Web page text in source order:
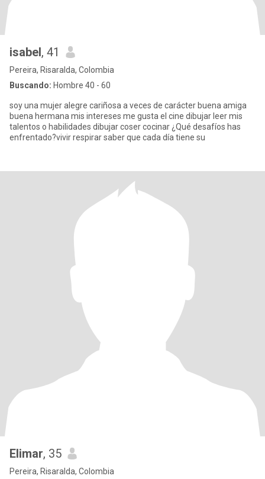
isabel, 41
Pereira, Risaralda, Colombia
Buscando: Hombre 40 - 60
soy una mujer alegre cariñosa a veces de carácter buena amiga
buena hermana mis intereses me gusta el cine dibujar leer mis
talentos o habilidades dibujar coser cocinar ¿Qué desafíos has
enfrentado?vivir respirar saber que cada día tiene su
Elimar, 35
Pereira, Risaralda, Colombia